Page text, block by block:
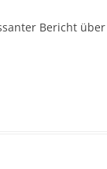
Bericht